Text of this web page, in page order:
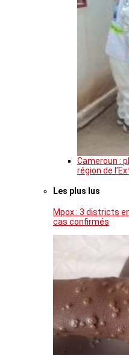
Cameroun :
région de
Les plus lus
Mpox : 3 districts
cas confirmés